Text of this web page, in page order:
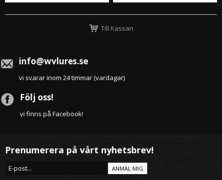
Till Kassan
info@wvlures.se
vi svarar inom 24 timmar (vardagar)
Följ oss!
vi finns på Facebook!
Prenumerera på vårt nyhetsbrev!
ANMÄL MIG